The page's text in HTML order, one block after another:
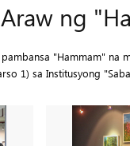
ng
"Hammam" na
1) sa Institusyong